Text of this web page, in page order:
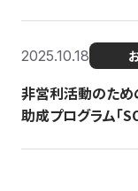
2025.10.18
非営利活動のため
助成プログラム「